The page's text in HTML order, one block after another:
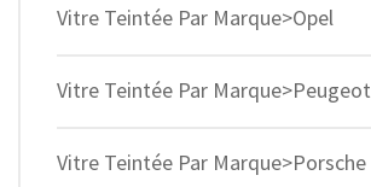
Vitre Teintée Par Marque>Opel
Vitre Teintée Par Marque>Peugeot
Vitre Teintée Par Marque>Porsche